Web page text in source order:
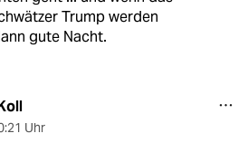
Trump werden
gute Nacht.
Uhr